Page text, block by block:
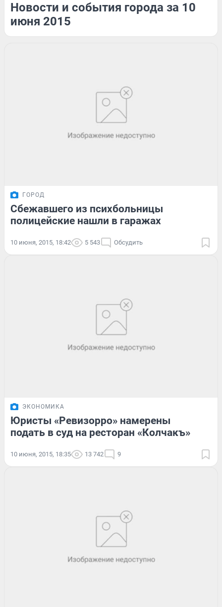
Новости и события города за 10
июня 2015
ГОРОД
Сбежавшего из психбольницы
полицейские нашли в гаражах
10 июня, 2015, 18:42 5 543 Обсудить
ЭКОНОМИКА
Юристы «Ревизорро» намерены
подать в суд на ресторан «Колчакъ»
10 июня, 2015, 18:35 13 742 9